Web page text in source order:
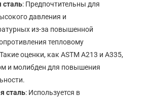
сталь: Предпочтительны для
давления и
из-за повышенной
тепловому
оценки, как ASTM A213 и A335,
и молибден для повышения
сталь: Используется в